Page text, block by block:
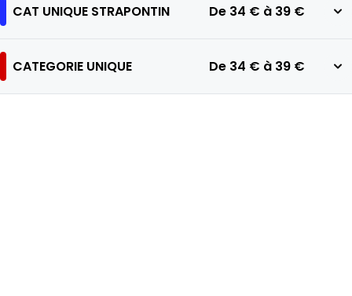
CAT UNIQUE STRAPONTIN De 34 € à 39 €
CATEGORIE UNIQUE De 34 € à 39 €